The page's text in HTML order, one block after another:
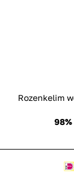
Rozenkelim
98%